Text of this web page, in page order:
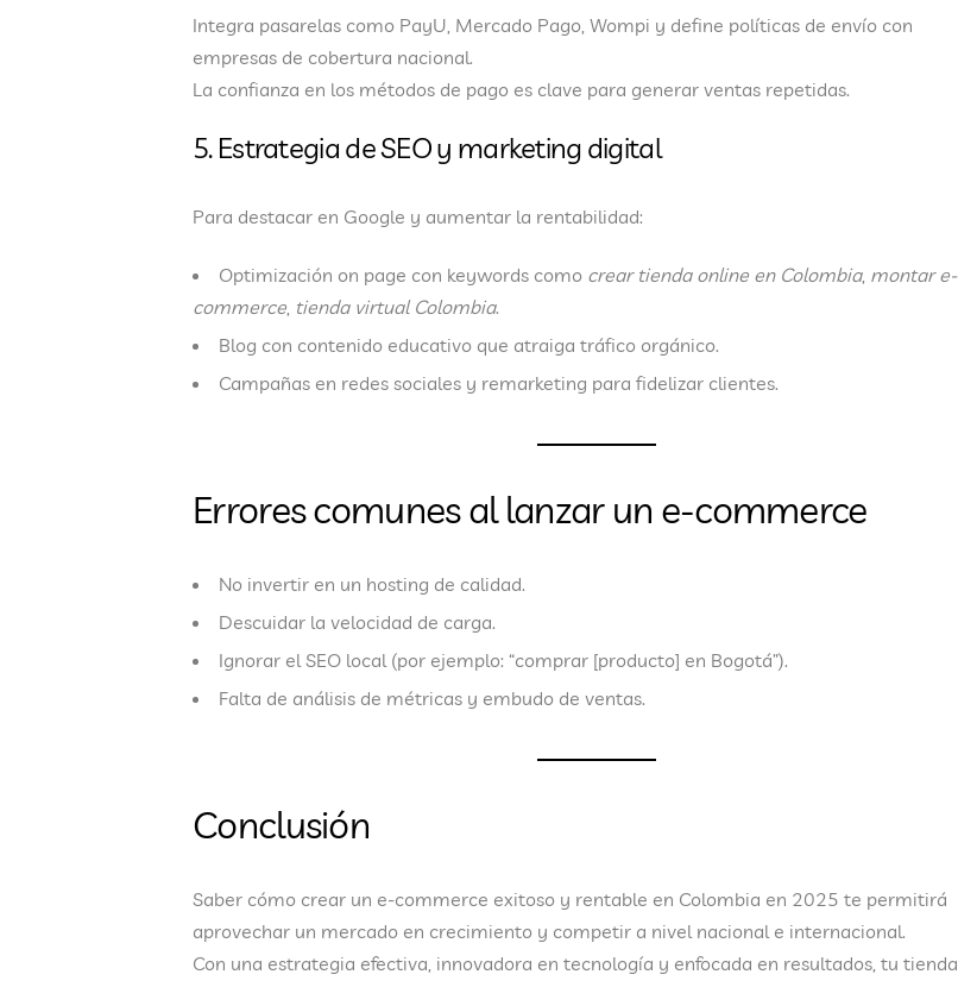
Integra pasarelas como PayU, Mercado Pago, Wompi y define políticas de envío con
empresas de cobertura nacional.
La confianza en los métodos de pago es clave para generar ventas repetidas.
5. Estrategia de SEO y marketing digital
Para destacar en Google y aumentar la rentabilidad:
Optimización on page con keywords como crear tienda online en Colombia, montar e-
commerce, tienda virtual Colombia.
Blog con contenido educativo que atraiga tráfico orgánico.
Campañas en redes sociales y remarketing para fidelizar clientes.
Errores comunes al lanzar un e-commerce
No invertir en un hosting de calidad.
Descuidar la velocidad de carga.
Ignorar el SEO local (por ejemplo: “comprar [producto] en Bogotá”).
Falta de análisis de métricas y embudo de ventas.
Conclusión
Saber cómo crear un e-commerce exitoso y rentable en Colombia en 2025 te permitirá
aprovechar un mercado en crecimiento y competir a nivel nacional e internacional.
Con una estrategia efectiva, innovadora en tecnología y enfocada en resultados, tu tienda